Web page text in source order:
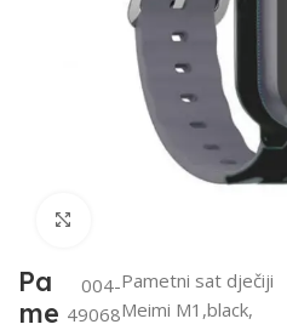
Pa
me
004-
49068
Pametni sat dječiji
Meimi M1,black,